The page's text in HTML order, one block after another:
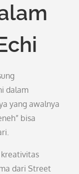
dalam
yang awalnya
bisa
dari Street